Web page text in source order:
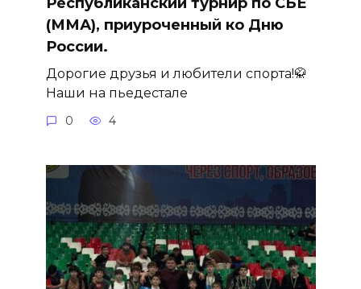
(ММА), приуроченный ко Дню
России.
Дорогие друзья и любители спорта!🥋
Наши на пьедестале
0 4